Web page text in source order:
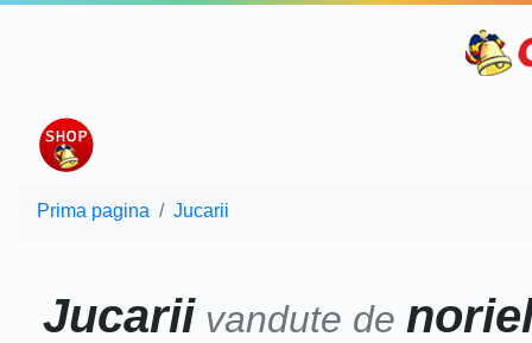
Prima pagina Jucarii
Jucarii vandute de